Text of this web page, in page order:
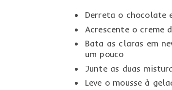
Derreta o chocolate
Acrescente o creme
Bata as claras em
um pouco
Junte as duas
Leve o mousse à